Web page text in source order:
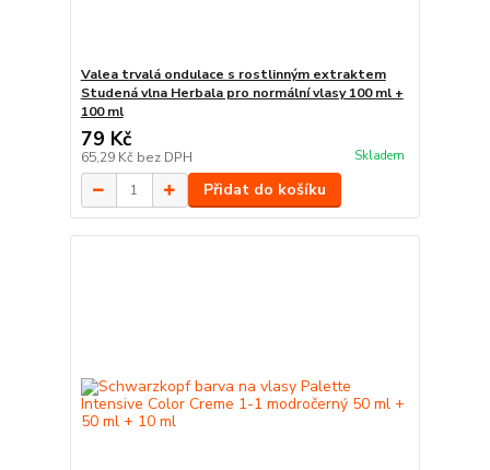
Valea trvalá ondulace s rostlinným extraktem
Studená vlna Herbala pro normální vlasy 100 ml +
100 ml
79 Kč
65,29 Kč bez DPH Skladem
Přidat do košíku